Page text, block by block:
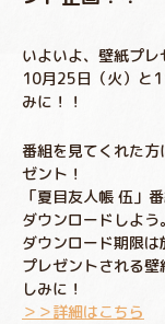
いよいよ、壁紙プ
10月25日（火）と
みに！！
番組を見てくれた
ゼント！
「夏目友人帳 伍」
ダウンロードしよう。
ダウンロード期限
プレゼントされる
しみに！
＞＞詳細はこちら